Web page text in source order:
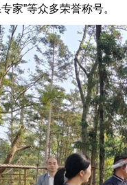
家”等众多荣誉称号。